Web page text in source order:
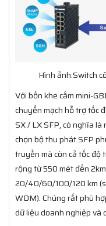
Hình ảnh:Switch
Với bốn khe cắm mini-
chuyển mạch hỗ trợ tốc
SX / LX SFP, có nghĩa
chọn bộ thu phát SFP
truyền mà còn cả tốc độ
rộng từ 550 mét đến
20/40/60/100/120 km
WDM). Chúng rất phù
dữ liệu doanh nghiệp và